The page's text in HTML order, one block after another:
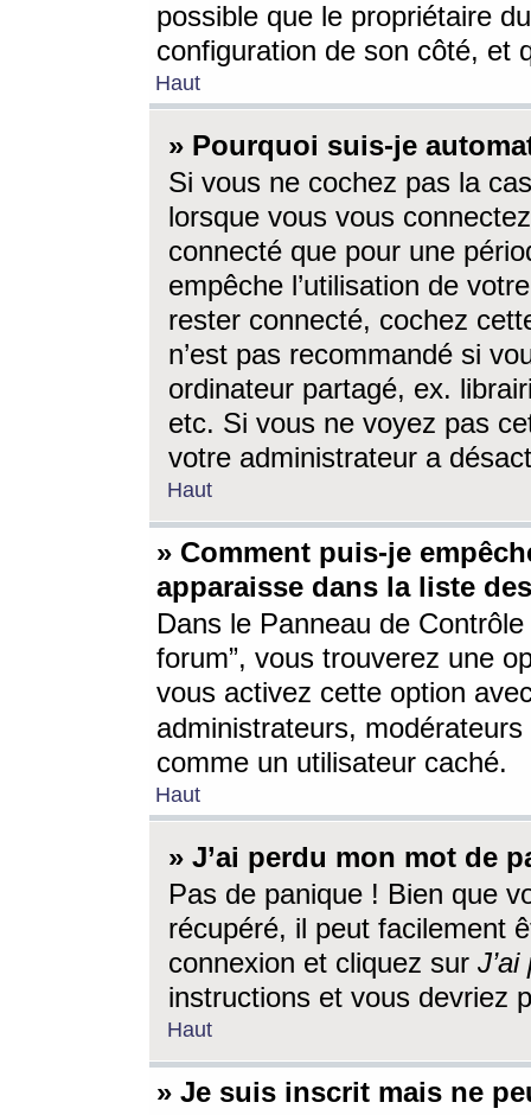
possible que le propriétaire
configuration de son côté, et
Haut
» Pourquoi suis-je
Si vous ne cochez pas la
lorsque vous vous
connecté que pour une
empêche l’utilisation de
rester connecté, cochez
n’est pas recommandé si
ordinateur partagé, ex.
etc. Si vous ne voyez pas
votre administrateur a
Haut
» Comment puis-je
apparaisse dans la liste
Dans le Panneau de
forum”, vous trouverez une
vous activez cette option
administrateurs,
comme un utilisateur caché.
Haut
» J’ai perdu mon mot de
Pas de panique ! Bien que
récupéré, il peut facilement
connexion et cliquez sur
instructions et vous devriez
Haut
» Je suis inscrit mais ne